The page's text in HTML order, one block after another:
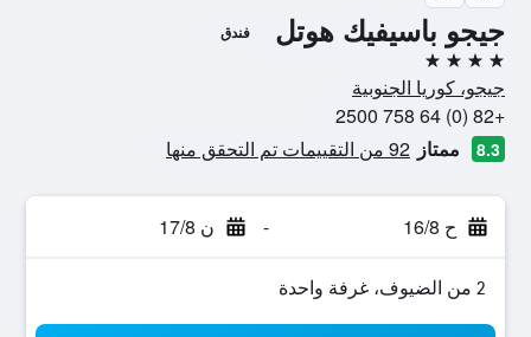
جيجو باسيفيك هوتل فندق
4 نجوم
جيجو، كوريا الجنوبية
+82 (0) 64 758 2500
8.3 ممتاز 92 من التقييمات تم التحقق منها
ح 16/8 - ن 17/8
2 من الضيوف، غرفة واحدة